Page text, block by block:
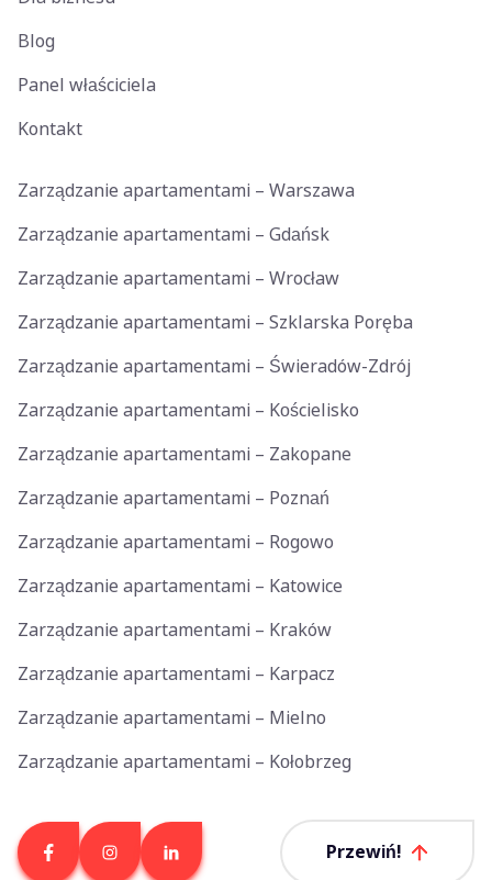
Blog
Panel właściciela
Kontakt
Zarządzanie apartamentami – Warszawa
Zarządzanie apartamentami – Gdańsk
Zarządzanie apartamentami – Wrocław
Zarządzanie apartamentami – Szklarska Poręba
Zarządzanie apartamentami – Świeradów-Zdrój
Zarządzanie apartamentami – Kościelisko
Zarządzanie apartamentami – Zakopane
Zarządzanie apartamentami – Poznań
Zarządzanie apartamentami – Rogowo
Zarządzanie apartamentami – Katowice
Zarządzanie apartamentami – Kraków
Zarządzanie apartamentami – Karpacz
Zarządzanie apartamentami – Mielno
Zarządzanie apartamentami – Kołobrzeg
Przewiń!